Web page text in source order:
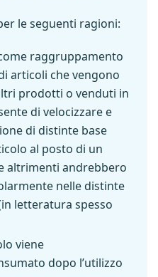
le seguenti ragioni:
raggruppamento
articoli che vengono
prodotti o venduti in
di velocizzare e
di distinte base
al posto di un
altrimenti andrebbero
nelle distinte
letteratura spesso
viene
dopo l’utilizzo